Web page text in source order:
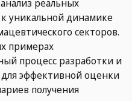
реальных
уникальной динамике
секторов.
примерах
процесс разработки и
эффективной оценки
получения